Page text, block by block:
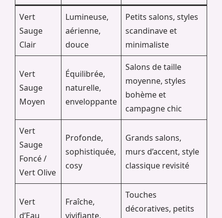
Vert
Sauge
Clair
Lumineuse,
aérienne,
douce
Petits salons, styles
scandinave et
minimaliste
Vert
Sauge
Moyen
Équilibrée,
naturelle,
enveloppante
Salons de taille
moyenne, styles
bohème et
campagne chic
Vert
Sauge
Foncé /
Vert Olive
Profonde,
sophistiquée,
cosy
Grands salons,
murs d’accent, style
classique revisité
Vert
d’Eau
Fraîche,
vivifiante,
Touches
décoratives, petits